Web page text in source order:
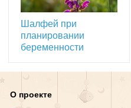
Шалфей при
планировании
беременности
О проекте